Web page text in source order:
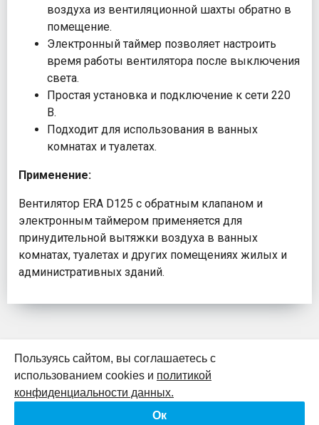
Пользуясь сайтом, вы соглашаетесь с
использованием cookies и политикой
конфиденциальности данных.
Ок
воздуха из вентиляционной шахты обратно в
помещение.
Электронный таймер позволяет настроить
время работы вентилятора после выключения
света.
Простая установка и подключение к сети 220
В.
Подходит для использования в ванных
комнатах и туалетах.
Применение:
Вентилятор ERA D125 с обратным клапаном и
электронным таймером применяется для
принудительной вытяжки воздуха в ванных
комнатах, туалетах и других помещениях жилых и
административных зданий.
К началу страницы